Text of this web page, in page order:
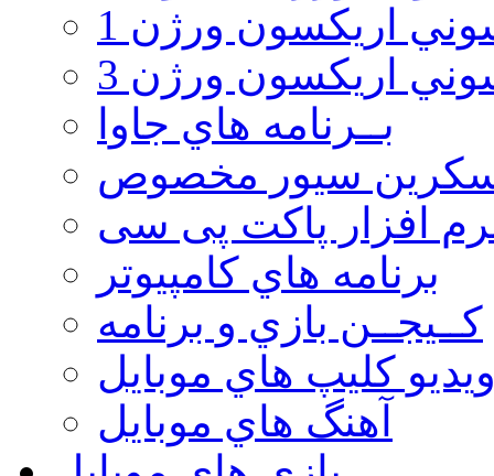
اريكسون ورژن 1
اريكسون ورژن 3
بــرنامه هاي جاوا
سيور مخصوص
افزار پاکت پی سی
برنامه هاي كامپيوتر
كــيجــن بازي و برنامه
كليپ هاي موبايل
آهنگ هاي موبايل